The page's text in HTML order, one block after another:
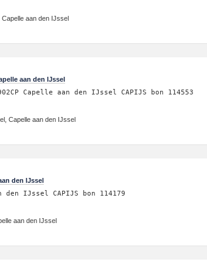
Capelle aan den IJssel
aan den IJssel
Capelle aan den IJssel CAPIJS bon 114553
Capelle aan den IJssel
den IJssel
den IJssel CAPIJS bon 114179
aan den IJssel